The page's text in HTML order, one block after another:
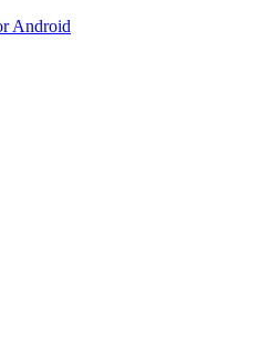
Android